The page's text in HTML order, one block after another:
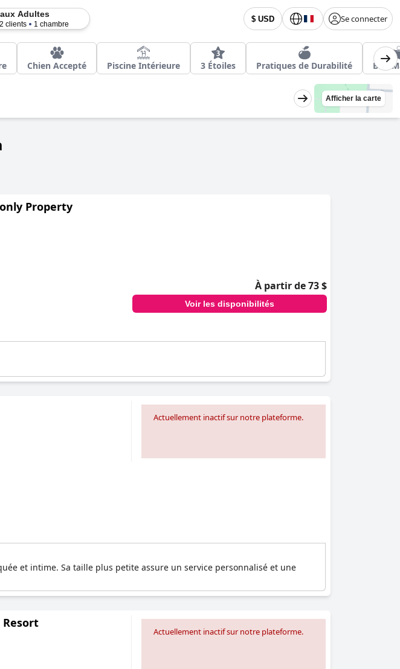
$ USD Se connecter
Adultes
2 clients 1 chambre
Chien Accepté Piscine Intérieure 3 Étoiles Pratiques de Durabilité Bon
Afficher la carte
Property
À partir de 73 $
Voir les disponibilités
Actuellement inactif sur notre plateforme.
et intime. Sa taille plus petite assure un service personnalisé et une
Resort
Actuellement inactif sur notre plateforme.